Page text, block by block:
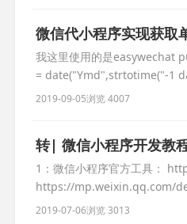
微信代小程序实现获取
我这里使用的是easywechat
= date("Ymd",strtotime("-1
2019-09-05浏览 4007
转| 微信小程序开发教
1：微信小程序官方工具：
https://mp.weixin.qq.com/
2019-07-06浏览 3013